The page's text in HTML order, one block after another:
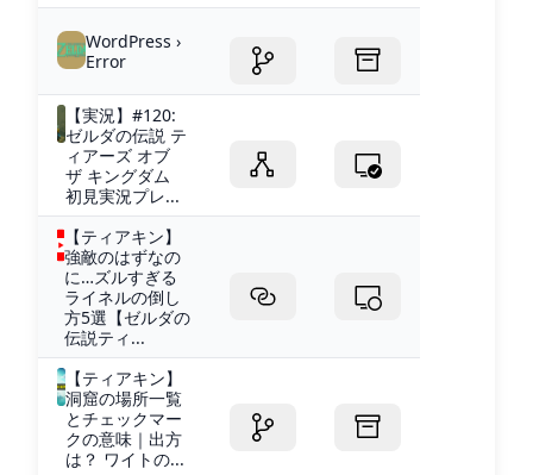
WordPress ›
Error
【実況】#120:
ゼルダの伝説 テ
ィアーズ オブ
ザ キングダム
初見実況プレ...
【ティアキン】
強敵のはずなの
に…ズルすぎる
ライネルの倒し
方5選【ゼルダの
伝説ティ...
【ティアキン】
洞窟の場所一覧
とチェックマー
クの意味｜出方
は？ ワイトの...